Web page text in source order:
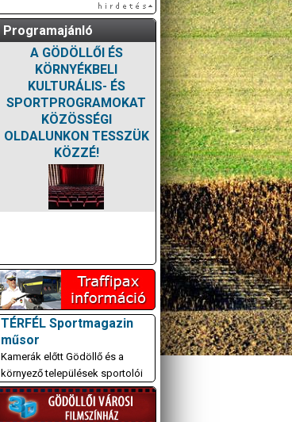
Programajánló
A GÖDÖLLŐI ÉS
KÖRNYÉKBELI
KULTURÁLIS- ÉS
SPORTPROGRAMOKAT
KÖZÖSSÉGI
OLDALUNKON TESSZÜK
KÖZZÉ!
TÉRFÉL Sportmagazin
műsor
Kamerák előtt Gödöllő és a
környező települések sportolói